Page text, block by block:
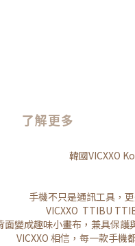
了解更多
韓國VICXXO
手機不只是通訊工具，
VICXXO TTIBU
面變成趣味小畫布，兼具保
VICXXO 相信，每一款手